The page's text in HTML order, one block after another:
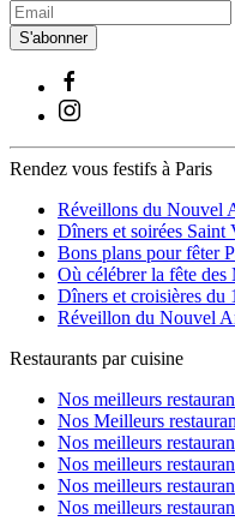
S'abonner
Rendez vous festifs à Paris
Réveillons du Nouvel
Dîners et soirées Saint
Bons plans pour fêter
Où célébrer la fête des
Dîners et croisières du
Réveillon du Nouvel
Restaurants par cuisine
Nos meilleurs
Nos Meilleurs
Nos meilleurs
Nos meilleurs
Nos meilleurs
Nos meilleurs